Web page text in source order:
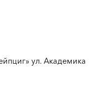
ул. Академика